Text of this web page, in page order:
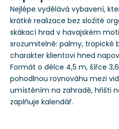
Nejlépe vydělává vybavení,
krátké realizace bez složité
skákací hrad v havajském
srozumitelně: palmy, tropické
charakter klientovi hned
Formát o délce 4,5 m, šířce
pohodlnou rovnováhu mezi
umístěním na zahradě, hřišti
zaplňuje kalendář.